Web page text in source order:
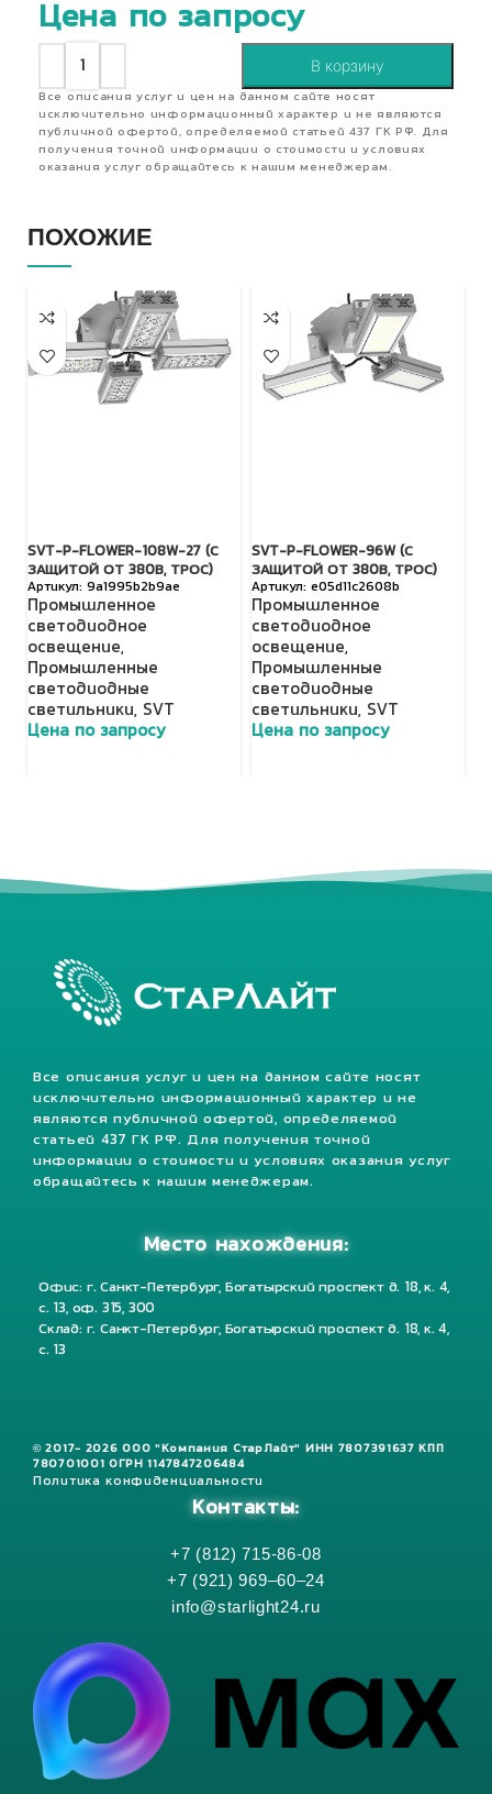
Цена по запросу
В корзину
Все описания услуг и цен на данном сайте носят
исключительно информационный характер и не являются
публичной офертой, определяемой статьей 437 ГК РФ. Для
получения точной информации о стоимости и условиях
оказания услуг обращайтесь к нашим менеджерам.
ПОХОЖИЕ
SVT-P-FLOWER-108W-27 (С
ЗАЩИТОЙ ОТ 380В, ТРОС)
9a1995b2b9ae
Промышленное
светодиодное
освещение,
Промышленные
светодиодные
светильники, SVT
Цена по запросу
SVT-P-FLOWER-96W (С
ЗАЩИТОЙ ОТ 380В, ТРОС)
e05d11c2608b
Промышленное
светодиодное
освещение,
Промышленные
светодиодные
светильники, SVT
Цена по запросу
Все описания услуг и цен на данном сайте носят
исключительно информационный характер и не
являются публичной офертой, определяемой
статьей 437 ГК РФ. Для получения точной
информации о стоимости и условиях оказания услуг
обращайтесь к нашим менеджерам.
Место нахождения:
Офис: г. Санкт-Петербург, Богатырский проспект д. 18, к. 4,
с. 13, оф. 315, 300
Склад: г. Санкт-Петербург, Богатырский проспект д. 18, к. 4,
с. 13
© 2017- 2026 ООО "Компания СтарЛайт" ИНН 7807391637 КПП
780701001 ОГРН 1147847206484
Политика конфиденциальности
Контакты:
+7 (812) 715-86-08
+7 (921) 969–60–24
info@starlight24.ru